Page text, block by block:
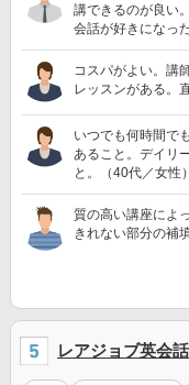
講できるのが良い
会話が好きになっ
コスパがよい。講
レッスンがある。
いつでも何時間で
あること。デイリ
と。（40代／女性）
質の高い講座によ
きれない部分の補
レアジョブ英会話